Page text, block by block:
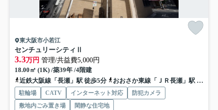
東大阪市小若江
センチュリーシティⅡ
3.3万円 管理/共益費5,000円
18.00㎡ (1K) /築39年 /4階建
近鉄大阪線「長瀬」駅 徒歩5分
おおさか東線「ＪＲ長瀬」駅 徒歩16分
駐輪場 CATV インターネット対応
防犯カメラ
敷地内ごみ置き場
閑静な住宅地